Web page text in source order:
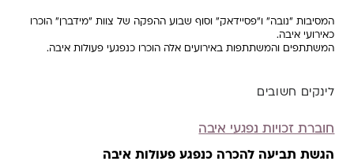
המסיבות "נובה" ו"פסיידאק" וסוף שבוע ההפקה של צוות "מידברן" הוכרו
כאירועי איבה.
המשתתפים והמשתתפות באירועים אלה הוכרו כנפגעי פעולות איבה.
לינקים חשובים
חוברת זכויות נפגעי איבה
הגשת תביעה להכרה כנפגע פעולות איבה